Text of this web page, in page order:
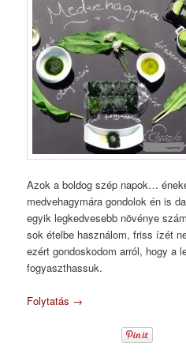
Azok a boldog szép napok…
medvehagymára gondolok én is
egyik legkedvesebb növénye
sok ételbe használom, friss ízét
ezért gondoskodom arról, hogy a
fogyaszthassuk.
Folytatás →